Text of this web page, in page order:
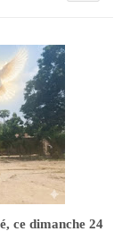
ce dimanche 24